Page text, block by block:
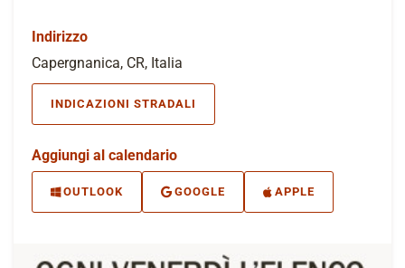
Indirizzo
Capergnanica, CR, Italia
INDICAZIONI STRADALI
Aggiungi al calendario
OUTLOOK GOOGLE APPLE